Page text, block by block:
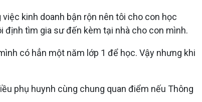
kinh doanh bận rộn nên tôi cho con học
định tìm gia sư đến kèm tại nhà cho con mình.
có hẳn một năm lớp 1 để học. Vậy nhưng khi
phụ huynh cùng chung quan điểm nếu Thông